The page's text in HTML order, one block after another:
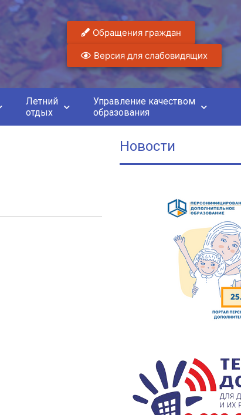
Обращения граждан
Версия для слабовидящих
Летний
отдых
Управление качеством
образования
Новости